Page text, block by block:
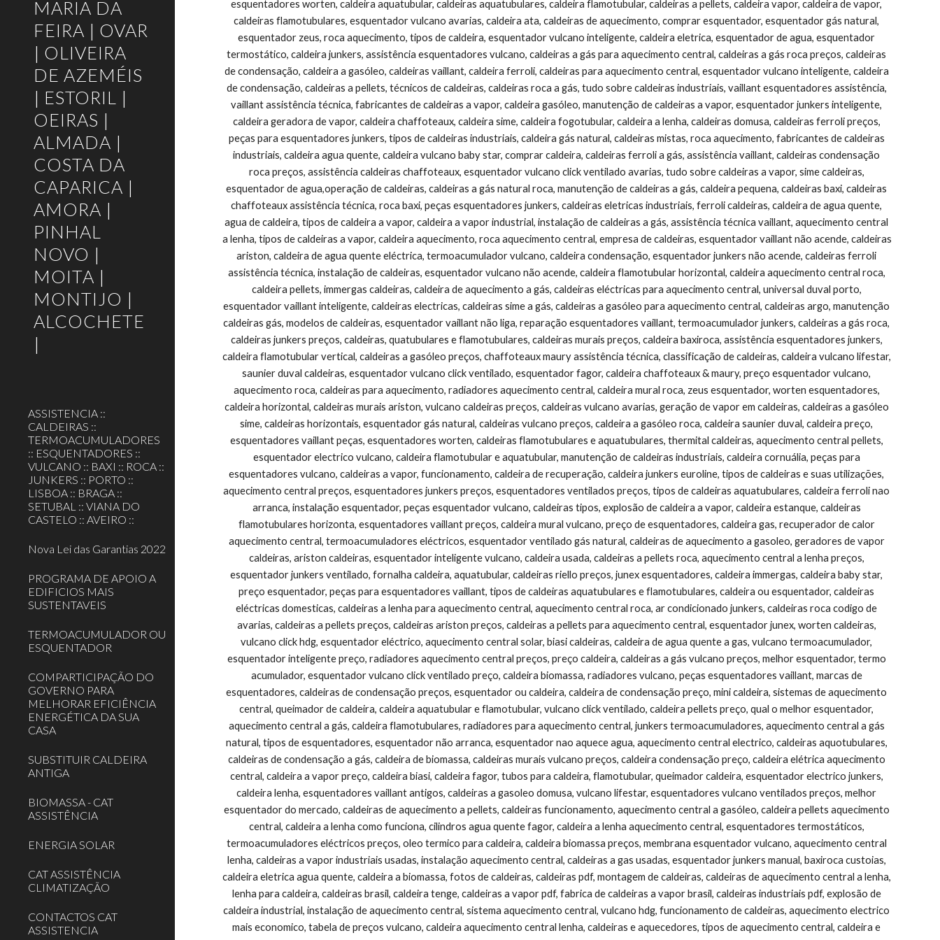
MARIA DA
FEIRA | OVAR
| OLIVEIRA
DE AZEMÉIS
| ESTORIL |
OEIRAS |
ALMADA |
COSTA DA
CAPARICA |
AMORA |
PINHAL
NOVO |
MOITA |
MONTIJO |
ALCOCHETE
|
ASSISTENCIA ::
CALDEIRAS ::
TERMOACUMULADORES
:: ESQUENTADORES ::
VULCANO :: BAXI :: ROCA ::
JUNKERS :: PORTO ::
LISBOA :: BRAGA ::
SETUBAL :: VIANA DO
CASTELO :: AVEIRO ::
Nova Lei das Garantias 2022
PROGRAMA DE APOIO A
EDIFICIOS MAIS
SUSTENTAVEIS
TERMOACUMULADOR OU
ESQUENTADOR
COMPARTICIPAÇÃO DO
GOVERNO PARA
MELHORAR EFICIÊNCIA
ENERGÉTICA DA SUA
CASA
SUBSTITUIR CALDEIRA
ANTIGA
BIOMASSA - CAT
ASSISTÊNCIA
ENERGIA SOLAR
CAT ASSISTÊNCIA
CLIMATIZAÇÃO
CONTACTOS CAT
ASSISTENCIA